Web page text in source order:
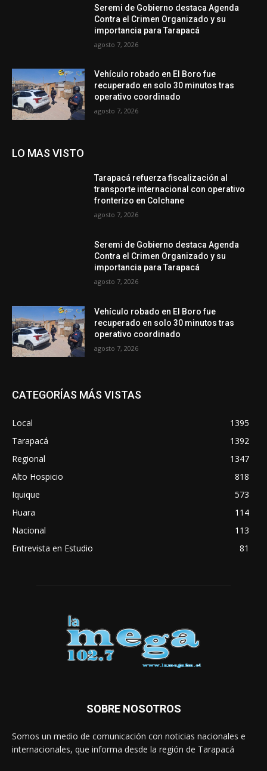
Seremi de Gobierno destaca Agenda
Contra el Crimen Organizado y su
importancia para Tarapacá
agosto 7, 2026
Vehículo robado en El Boro fue
recuperado en solo 30 minutos tras
operativo coordinado
agosto 7, 2026
LO MAS VISTO
Tarapacá refuerza fiscalización al
transporte internacional con operativo
fronterizo en Colchane
agosto 7, 2026
Seremi de Gobierno destaca Agenda
Contra el Crimen Organizado y su
importancia para Tarapacá
agosto 7, 2026
Vehículo robado en El Boro fue
recuperado en solo 30 minutos tras
operativo coordinado
agosto 7, 2026
CATEGORÍAS MÁS VISTAS
Local
1395
Tarapacá
1392
Regional
1347
Alto Hospicio
818
Iquique
573
Huara
114
Nacional
113
Entrevista en Estudio
81
SOBRE NOSOTROS
Somos un medio de comunicación con noticias nacionales e
internacionales, que informa desde la región de Tarapacá